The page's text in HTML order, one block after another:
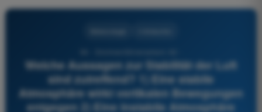
Welche Aussagen zur Stabilität der Luft
sind zutreffend? 1) Eine stabile
Atmosphäre wirkt vertikalen Bewegungen
entgegen 2) Eine instabile Atmosphäre